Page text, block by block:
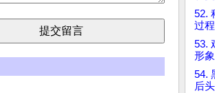
52.
过程
53.
形
54.
后